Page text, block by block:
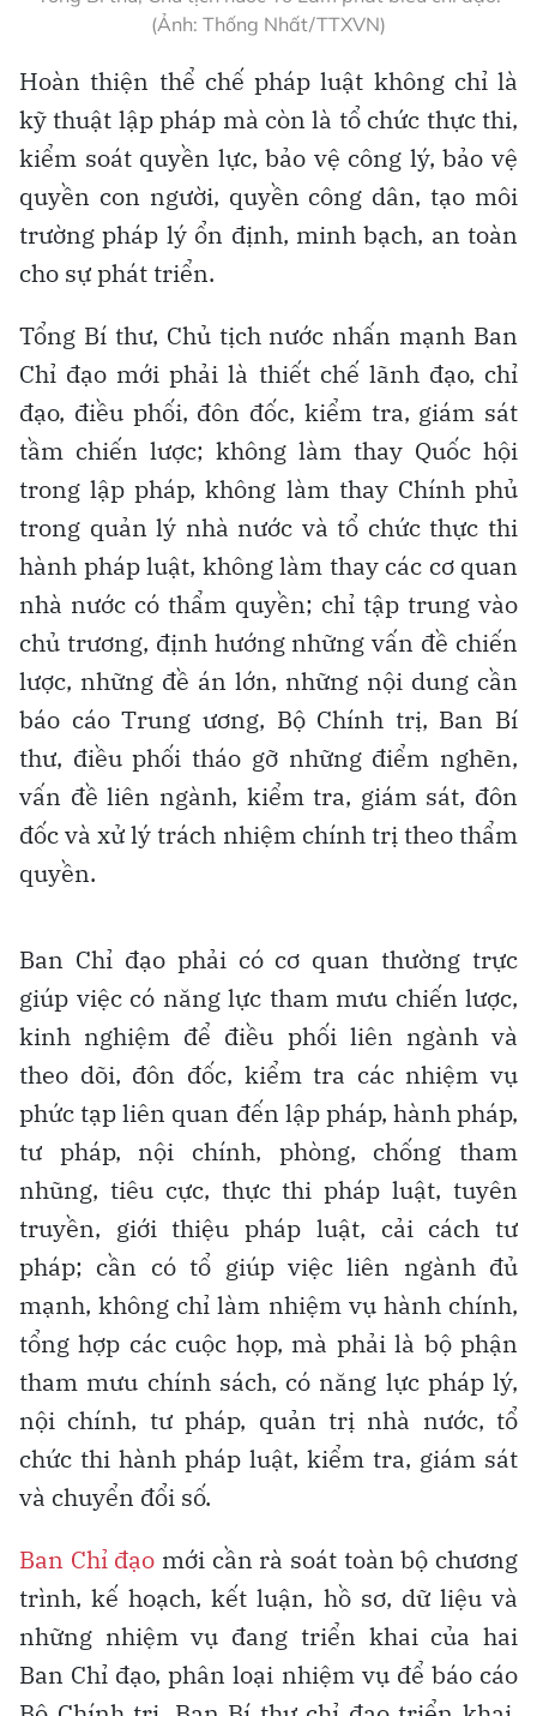
(Ảnh: Thống Nhất/TTXVN)
Hoàn thiện thể chế pháp luật không chỉ là
kỹ thuật lập pháp mà còn là tổ chức thực thi,
kiểm soát quyền lực, bảo vệ công lý, bảo vệ
quyền con người, quyền công dân, tạo môi
trường pháp lý ổn định, minh bạch, an toàn
cho sự phát triển.
Tổng Bí thư, Chủ tịch nước nhấn mạnh Ban
Chỉ đạo mới phải là thiết chế lãnh đạo, chỉ
đạo, điều phối, đôn đốc, kiểm tra, giám sát
tầm chiến lược; không làm thay Quốc hội
trong lập pháp, không làm thay Chính phủ
trong quản lý nhà nước và tổ chức thực thi
hành pháp luật, không làm thay các cơ quan
nhà nước có thẩm quyền; chỉ tập trung vào
chủ trương, định hướng những vấn đề chiến
lược, những đề án lớn, những nội dung cần
báo cáo Trung ương, Bộ Chính trị, Ban Bí
thư, điều phối tháo gỡ những điểm nghẽn,
vấn đề liên ngành, kiểm tra, giám sát, đôn
đốc và xử lý trách nhiệm chính trị theo thẩm
quyền.
Ban Chỉ đạo phải có cơ quan thường trực
giúp việc có năng lực tham mưu chiến lược,
kinh nghiệm để điều phối liên ngành và
theo dõi, đôn đốc, kiểm tra các nhiệm vụ
phức tạp liên quan đến lập pháp, hành pháp,
tư pháp, nội chính, phòng, chống tham
nhũng, tiêu cực, thực thi pháp luật, tuyên
truyền, giới thiệu pháp luật, cải cách tư
pháp; cần có tổ giúp việc liên ngành đủ
mạnh, không chỉ làm nhiệm vụ hành chính,
tổng hợp các cuộc họp, mà phải là bộ phận
tham mưu chính sách, có năng lực pháp lý,
nội chính, tư pháp, quản trị nhà nước, tổ
chức thi hành pháp luật, kiểm tra, giám sát
và chuyển đổi số.
Ban Chỉ đạo mới cần rà soát toàn bộ chương
trình, kế hoạch, kết luận, hồ sơ, dữ liệu và
những nhiệm vụ đang triển khai của hai
Ban Chỉ đạo, phân loại nhiệm vụ để báo cáo